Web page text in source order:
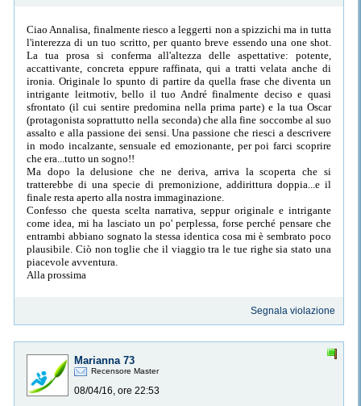
Ciao Annalisa, finalmente riesco a leggerti non a spizzichi ma in tutta
l'interezza di un tuo scritto, per quanto breve essendo una one shot.
La tua prosa si conferma all'altezza delle aspettative: potente,
accattivante, concreta eppure raffinata, qui a tratti velata anche di
ironia. Originale lo spunto di partire da quella frase che diventa un
intrigante leitmotiv, bello il tuo André finalmente deciso e quasi
sfrontato (il cui sentire predomina nella prima parte) e la tua Oscar
(protagonista soprattutto nella seconda) che alla fine soccombe al suo
assalto e alla passione dei sensi. Una passione che riesci a descrivere
in modo incalzante, sensuale ed emozionante, per poi farci scoprire
che era...tutto un sogno!!
Ma dopo la delusione che ne deriva, arriva la scoperta che si
tratterebbe di una specie di premonizione, addirittura doppia...e il
finale resta aperto alla nostra immaginazione.
Confesso che questa scelta narrativa, seppur originale e intrigante
come idea, mi ha lasciato un po' perplessa, forse perché pensare che
entrambi abbiano sognato la stessa identica cosa mi è sembrato poco
plausibile. Ciò non toglie che il viaggio tra le tue righe sia stato una
piacevole avventura.
Alla prossima
Segnala violazione
Marianna 73
Recensore Master
08/04/16, ore 22:53